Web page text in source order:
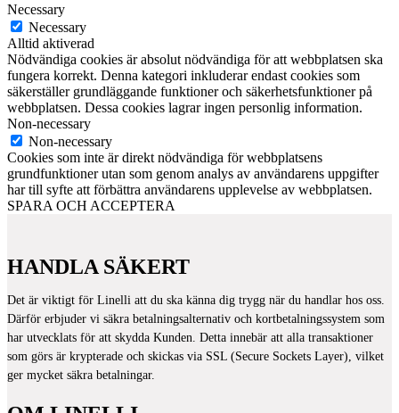
Necessary
Necessary
Alltid aktiverad
Nödvändiga cookies är absolut nödvändiga för att webbplatsen ska
fungera korrekt. Denna kategori inkluderar endast cookies som
säkerställer grundläggande funktioner och säkerhetsfunktioner på
webbplatsen. Dessa cookies lagrar ingen personlig information.
Non-necessary
Non-necessary
Cookies som inte är direkt nödvändiga för webbplatsens
grundfunktioner utan som genom analys av användarens uppgifter
har till syfte att förbättra användarens upplevelse av webbplatsen.
SPARA OCH ACCEPTERA
HANDLA SÄKERT
Det är viktigt för Linelli att du ska känna dig trygg när du handlar hos oss.
Därför erbjuder vi säkra betalningsalternativ och kortbetalningssystem som
har utvecklats för att skydda Kunden. Detta innebär att alla transaktioner
som görs är krypterade och skickas via SSL (Secure Sockets Layer), vilket
ger mycket säkra betalningar.